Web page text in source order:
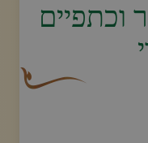
וכתפיים